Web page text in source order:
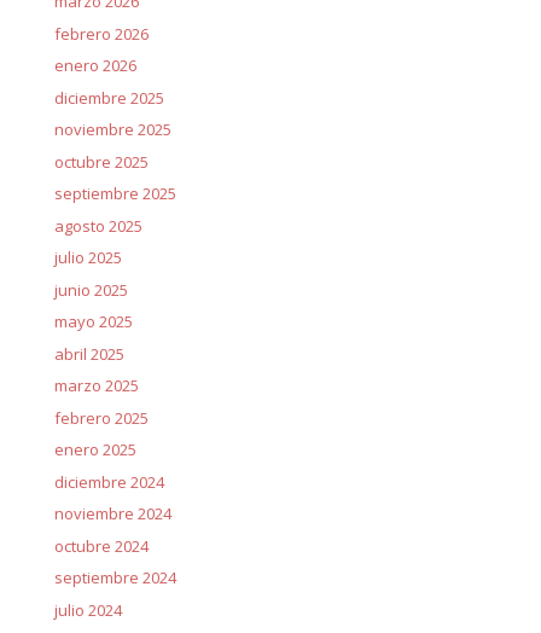
febrero 2026
enero 2026
diciembre 2025
noviembre 2025
octubre 2025
septiembre 2025
agosto 2025
julio 2025
junio 2025
mayo 2025
abril 2025
marzo 2025
febrero 2025
enero 2025
diciembre 2024
noviembre 2024
octubre 2024
septiembre 2024
julio 2024